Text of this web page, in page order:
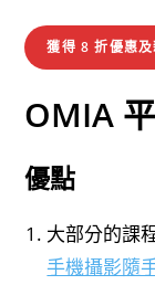
獲得 8 折優惠
OMIA
優點
大部分的課
手機攝影隨